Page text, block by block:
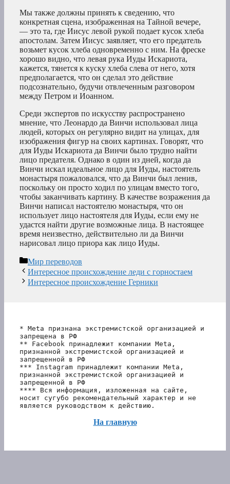
Мы также должны принять к сведению, что
конкретная сцена, изображенная на Тайной вечере,
— это та, где Иисус левой рукой подает кусок хлеба
апостолам. Затем Иисус заявляет, что его предатель
возьмет кусок хлеба одновременно с ним. На фреске
хорошо видно, что левая рука Иуды Искариота,
кажется, тянется к куску хлеба слева от него, хотя
предполагается, что он сделал это действие
подсознательно, будучи отвлеченным разговором
между Петром и Иоанном.
Среди экспертов по искусству распространено
мнение, что Леонардо да Винчи использовал лица
людей, которых он регулярно видит на улицах, для
изображения фигур на своих картинах. Говорят, что
для Иуды Искариота да Винчи было трудно найти
лицо предателя. Однако в один из дней, когда да
Винчи искал идеальное лицо для Иуды, настоятель
монастыря пожаловался, что да Винчи был ленив,
поскольку он просто ходил по улицам вместо того,
чтобы заканчивать картину. В качестве возражения да
Винчи написал настоятелю монастыря, что он
использует лицо настоятеля для Иуды, если ему не
удастся найти другие возможные лица. В настоящее
время неизвестно, действительно ли да Винчи
нарисовал лицо приора как лицо Иуды.
Рубрики
Мир переводов
Интересное происхождение леди с горностаем
Интересное происхождение Герники
* Meta признана экстремистской организацией и
запрещена в РФ
** Facebook принадлежит компании Meta,
признанной экстремистской организацией и
запрещенной в РФ
*** Instagram принадлежит компании Meta,
признанной экстремистской организацией и
запрещенной в РФ
**** Вся информация, изложенная на сайте,
носит сугубо рекомендательный характер и не
является руководством к действию.
На главную